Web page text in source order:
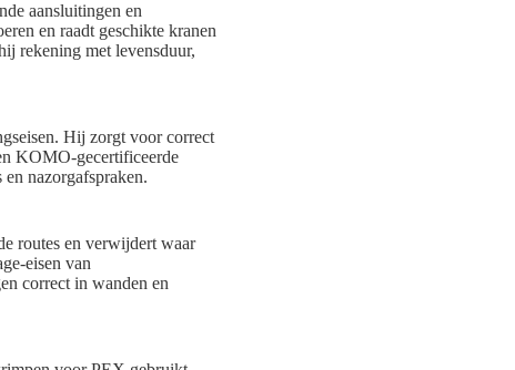
aansluitingen en
en raadt geschikte kranen
rekening met levensduur,
Hij zorgt voor correct
KOMO-gecertificeerde
nazorgafspraken.
routes en verwijdert waar
eisen van
correct in wanden en